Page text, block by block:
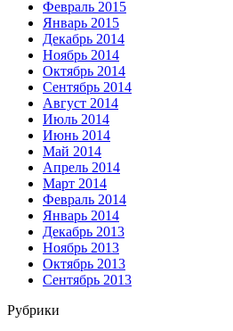
Февраль 2015
Январь 2015
Декабрь 2014
Ноябрь 2014
Октябрь 2014
Сентябрь 2014
Август 2014
Июль 2014
Июнь 2014
Май 2014
Апрель 2014
Март 2014
Февраль 2014
Январь 2014
Декабрь 2013
Ноябрь 2013
Октябрь 2013
Сентябрь 2013
Рубрики